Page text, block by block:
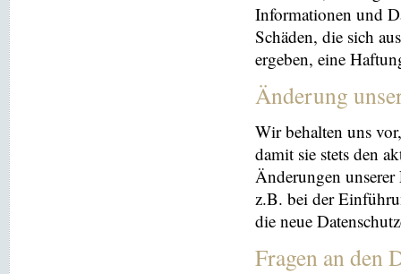
Informationen und
Schäden, die sich
ergeben, eine
Änderung
Wir behalten uns
damit sie stets den
Änderungen
z.B. bei der
die neue
Fragen an den